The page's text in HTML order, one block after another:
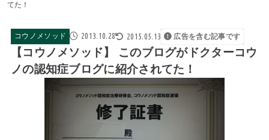
てた！
コウノメソッド 2013.10.28 2015.05.13 広告を含む記事です
【コウノメソッド】 このブログがドクターコウ
ノの認知症ブログに紹介されてた！